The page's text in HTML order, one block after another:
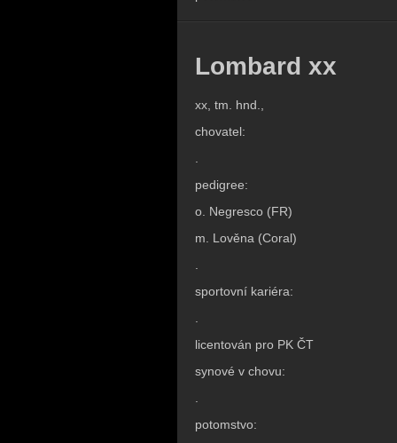
Lombard xx
xx, tm. hnd.,
chovatel:
pedigree:
o. Negresco (FR)
m. Lověna (Coral)
sportovní kariéra:
licentován pro PK ČT
synové v chovu:
potomstvo: